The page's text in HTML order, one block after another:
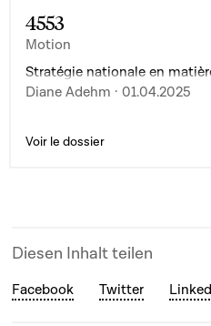
4553
Motion
Stratégie nationale en
Diane Adehm · 01.04.2025
Voir le dossier
Diesen Inhalt teilen
Facebook Twitter